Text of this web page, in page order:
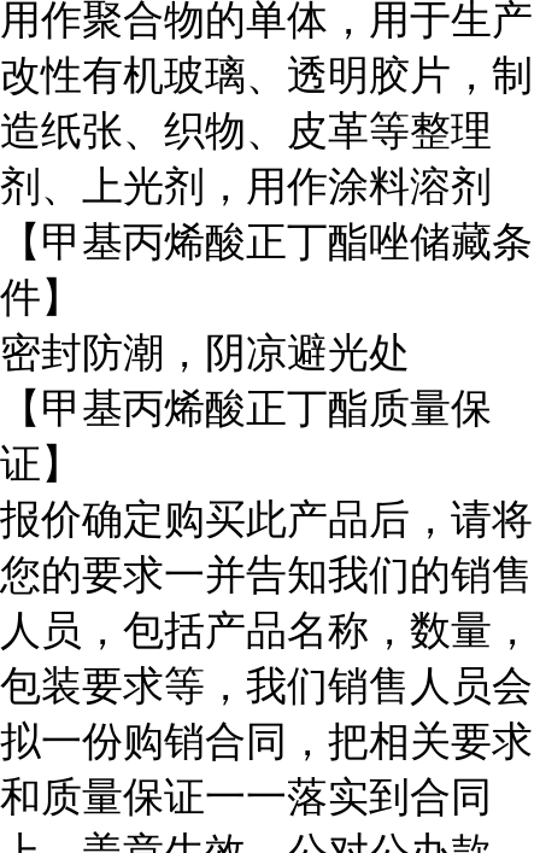
用作聚合物的单体，用于生产
改性有机玻璃、透明胶片，制
造纸张、织物、皮革等整理
剂、上光剂，用作涂料溶剂
【甲基丙烯酸正丁酯唑储藏条
件】
密封防潮，阴凉避光处
【甲基丙烯酸正丁酯质量保
证】
报价确定购买此产品后，请将
您的要求一并告知我们的销售
人员，包括产品名称，数量，
包装要求等，我们销售人员会
拟一份购销合同，把相关要求
和质量保证一一落实到合同